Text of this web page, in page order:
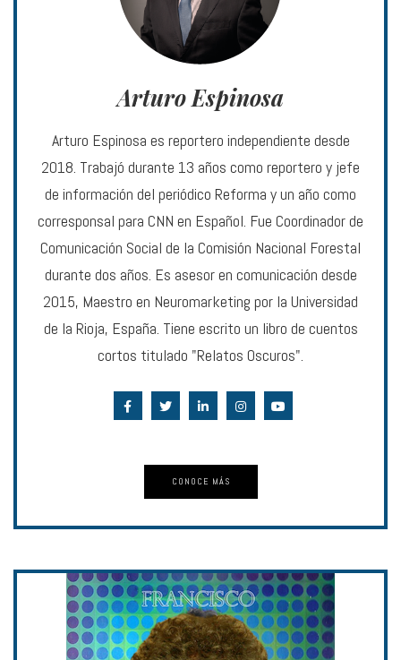
Arturo Espinosa
Arturo Espinosa es reportero independiente desde
2018. Trabajó durante 13 años como reportero y jefe
de información del periódico Reforma y un año como
corresponsal para CNN en Español. Fue Coordinador de
Comunicación Social de la Comisión Nacional Forestal
durante dos años. Es asesor en comunicación desde
2015, Maestro en Neuromarketing por la Universidad
de la Rioja, España. Tiene escrito un libro de cuentos
cortos titulado "Relatos Oscuros".
CONOCE MÁS